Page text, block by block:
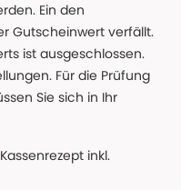
Ein den
Gutscheinwert verfällt.
ist ausgeschlossen.
Für die Prüfung
Sie sich in Ihr
inkl.